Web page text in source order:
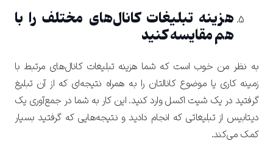
هزینه تبلیغات کانال‌های مختلف را با
هم مقایسه کنید
به نظر من خوب است که شما هزینه تبلیغات کانال‌های مرتبط با
زمینه کاری یا موضوع کانالتان را به همراه نتیجه‌ای که از آن تبلیغ
گرفتید در یک شیت اکسل وارد کنید. این کار به شما در جمع‌آوری یک
دیتابیس از تبلیغاتی که انجام دادید و نتیجه‌هایی که گرفتید بسیار
کمک می‌کند.